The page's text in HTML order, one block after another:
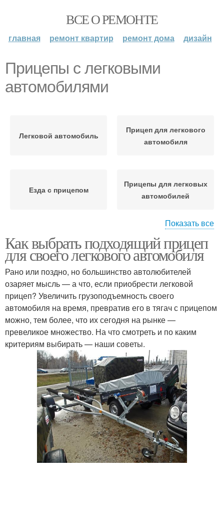
ВСЕ О РЕМОНТЕ
главная ремонт квартир ремонт дома дизайн
Прицепы с легковыми
автомобилями
Легковой автомобиль
Прицеп для легкового
автомобиля
Езда с прицепом
Прицепы для легковых
автомобилей
Грузы на прицепе Тракторные прицепы
Прицепы при погрузке Тракторный прицеп
Показать все
Как выбрать подходящий прицеп
для своего легкового автомобиля
Рано или поздно, но большинство автолюбителей
озаряет мысль — а что, если приобрести легковой
прицеп? Увеличить грузоподъемность своего
автомобиля на время, превратив его в тягач с прицепом
можно, тем более, что их сегодня на рынке —
превеликое множество. На что смотреть и по каким
критериям выбирать — наши советы.